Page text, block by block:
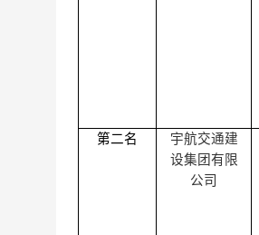
第二名
宇航交通建
设集团有限
公司